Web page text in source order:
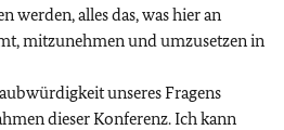
werden, alles das, was hier an
mitzunehmen und umzusetzen in
unseres Fragens
dieser Konferenz. Ich kann